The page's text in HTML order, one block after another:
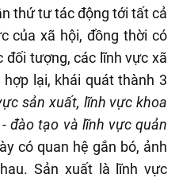
thứ tư tác động tới tất cả
của xã hội, đồng thời có
tượng, các lĩnh vực xã
lại, khái quát thành 3
sản xuất, lĩnh vực khoa
đào tạo và lĩnh vực quản
có quan hệ gắn bó, ảnh
Sản xuất là lĩnh vực